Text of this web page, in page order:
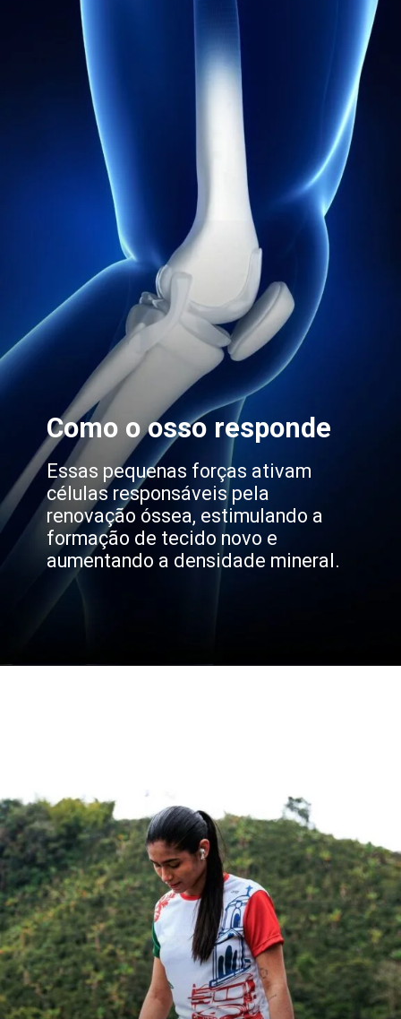
Essas pequenas forças ativam
células responsáveis pela
renovação óssea, estimulando a
formação de tecido novo e
aumentando a densidade mineral.
Como o osso responde